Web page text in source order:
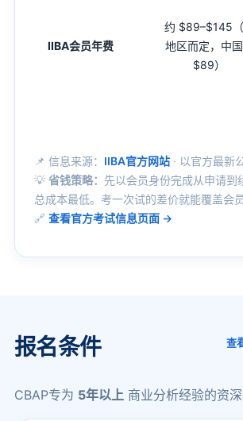
IIBA会员年费
约 $89–$145
地区而定，中
$89）
📌 信息来源： IIBA官方网站· 以官方最新
💡 省钱策略： 先以会员身份完成从申请到
总成本最低。考一次试的差价就能覆盖会员
🔗 查看官方考试信息页面 →
报名条件 查
CBAP专为 5年以上商业分析经验的资深